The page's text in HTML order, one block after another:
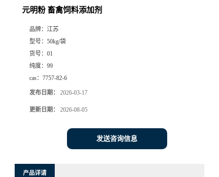
元明粉 畜禽饲料添加剂
品牌： 江苏
型号： 50kg/袋
货号： 01
纯度： 99
cas： 7757-82-6
发布日期： 2026-03-17
更新日期： 2026-08-05
发送咨询信息
产品详请